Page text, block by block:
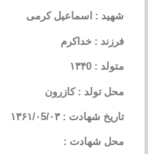
شهید : اسماعیل کرمی
فرزند : خداکرم
متولد : ۱۳۴0
محل تولد : کازرون
تاریخ شهادت : ۱۳۶۱/۰5/۰۳
محل شهادت :